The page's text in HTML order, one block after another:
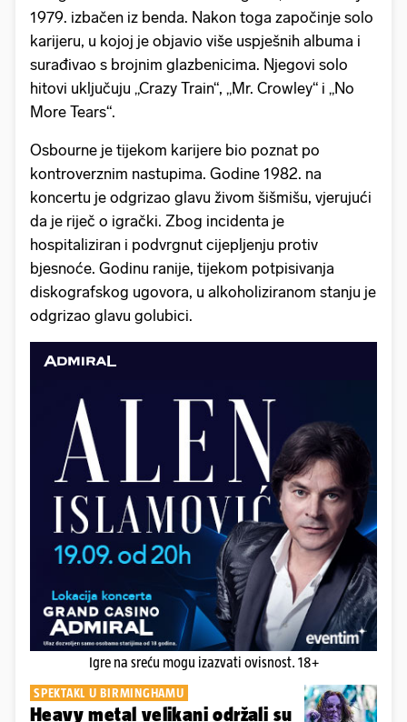
1979. izbačen iz benda. Nakon toga započinje solo
karijeru, u kojoj je objavio više uspješnih albuma i
surađivao s brojnim glazbenicima. Njegovi solo
hitovi uključuju „Crazy Train“, „Mr. Crowley“ i „No
More Tears“.
Osbourne je tijekom karijere bio poznat po
kontroverznim nastupima. Godine 1982. na
koncertu je odgrizao glavu živom šišmišu, vjerujući
da je riječ o igrački. Zbog incidenta je
hospitaliziran i podvrgnut cijepljenju protiv
bjesnoće. Godinu ranije, tijekom potpisivanja
diskografskog ugovora, u alkoholiziranom stanju je
odgrizao glavu golubici.
Igre na sreću mogu izazvati ovisnost. 18+
SPEKTAKL U BIRMINGHAMU
Heavy metal velikani održali su